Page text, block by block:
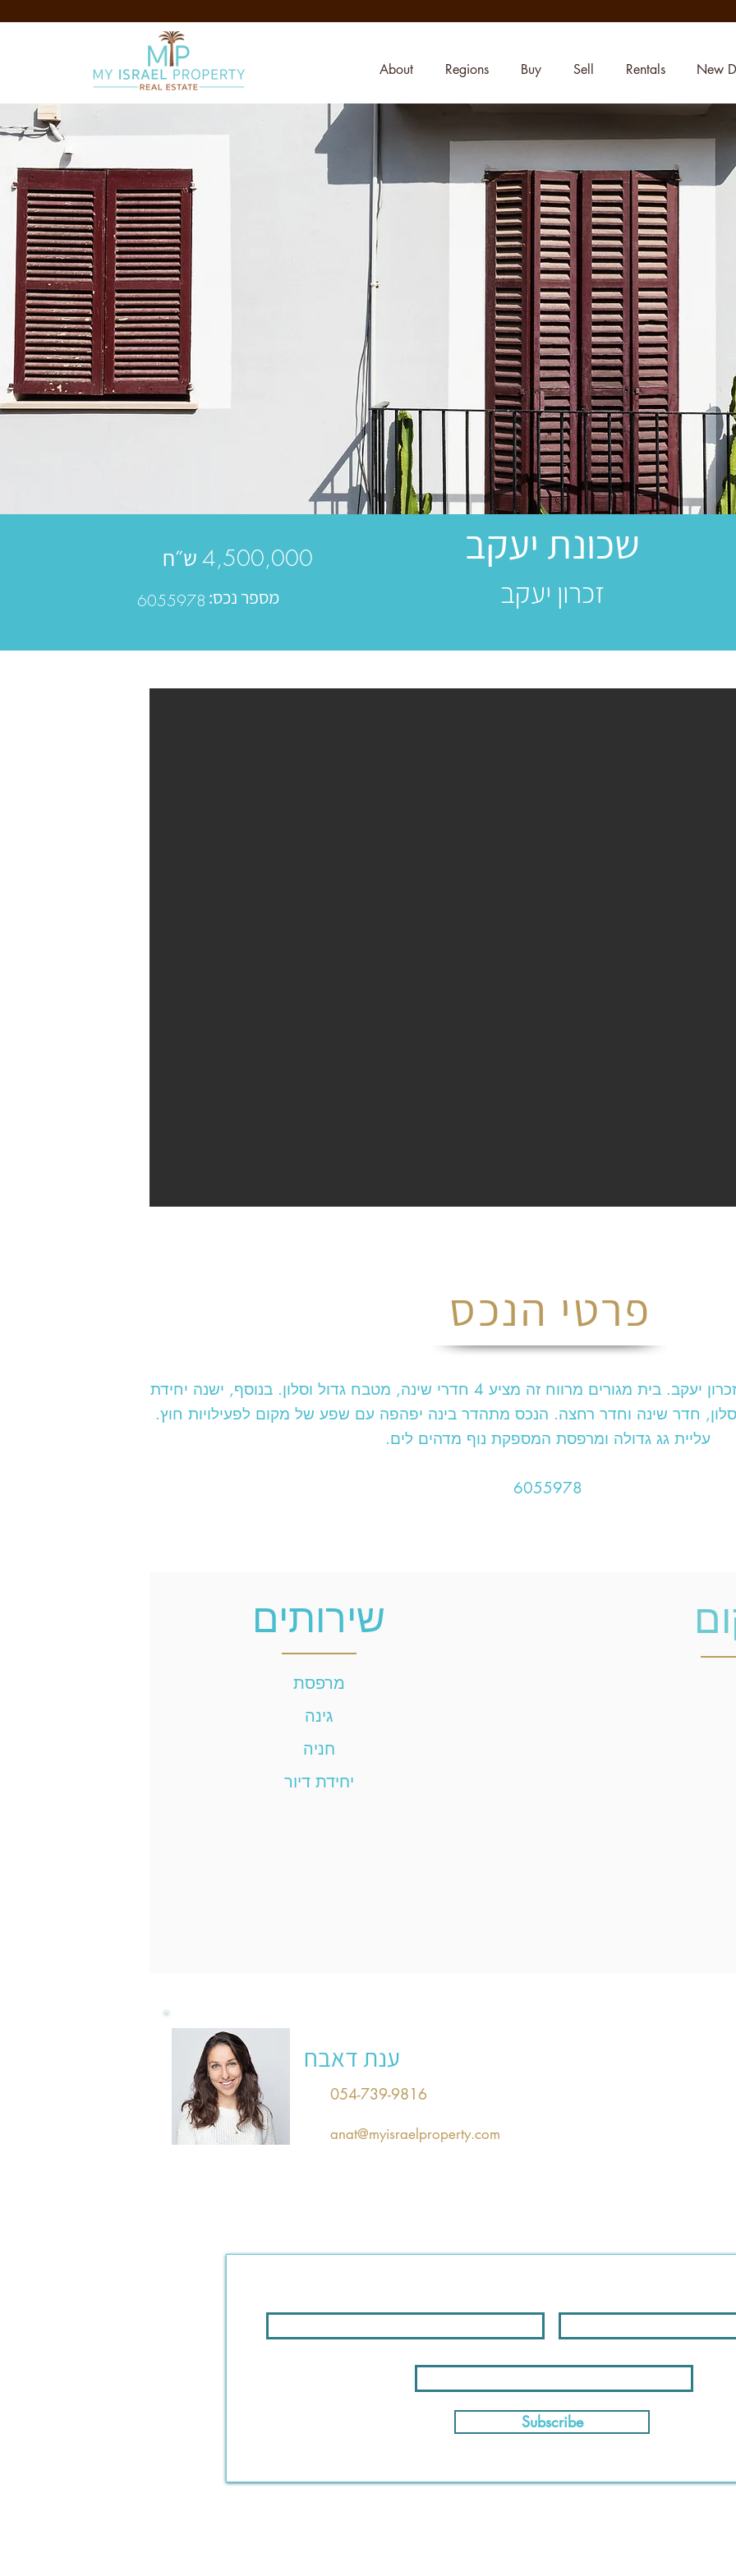
About Regions Buy Sell Rentals New
ש״ח 4,500,000
6055978 מספר נכס:
שכונת יעקב
זכרון יעקב
פרטי הנכס
בית דו משפחתי בשכונת יעקב בזכרון יעקב. בית מגורים מרווח זה מציע 4 חדרי שינה, מטבח גדול וסלון. בנוסף, ישנה יחידת
חדר שינה וחדר רחצה. הנכס מתהדר בינה יפהפה עם שפע של מקום לפעילויות חוץ.
עליית גג גדולה ומרפסת המספקת נוף מדהים לים.
6055978
שירותים
מרפסת
גינה
חניה
יחידת דיור
ענת דאבח
054-739-9816
anat@myisraelproperty.com
Subscribe